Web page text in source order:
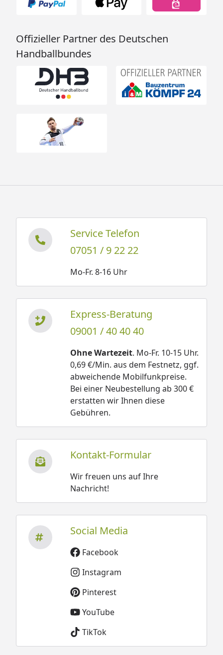
Offizieller Partner des Deutschen
Handballbundes
Service Telefon
07051 / 9 22 22
Mo-Fr. 8-16 Uhr
Express-Beratung
09001 / 40 40 40
Ohne Wartezeit. Mo-Fr. 10-15 Uhr.
0,69 €/Min. aus dem Festnetz, ggf.
abweichende Mobilfunkpreise.
Bei einer Neubestellung ab 300 €
erstatten wir Ihnen diese
Gebühren.
Kontakt-Formular
Wir freuen uns auf Ihre
Nachricht!
Social Media
Facebook
Instagram
Pinterest
YouTube
TikTok